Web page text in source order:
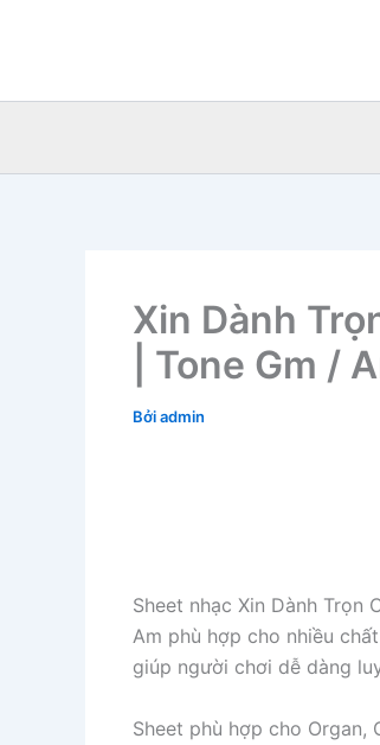
dung
Xin Dành
| Tone Gm /
Bởiadmin
Sheet nhạc Xin Dành Trọn
Am phù hợp cho nhiều
giúp người chơi dễ dàng
Sheet phù hợp cho Organ,